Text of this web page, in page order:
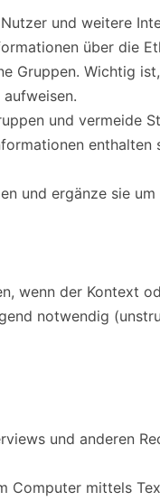
und weitere
über die
Gruppen. Wichtig
und vermeide
enthalten
und ergänze sie
wenn der Kontext
notwendig
und anderen
Computer mittels